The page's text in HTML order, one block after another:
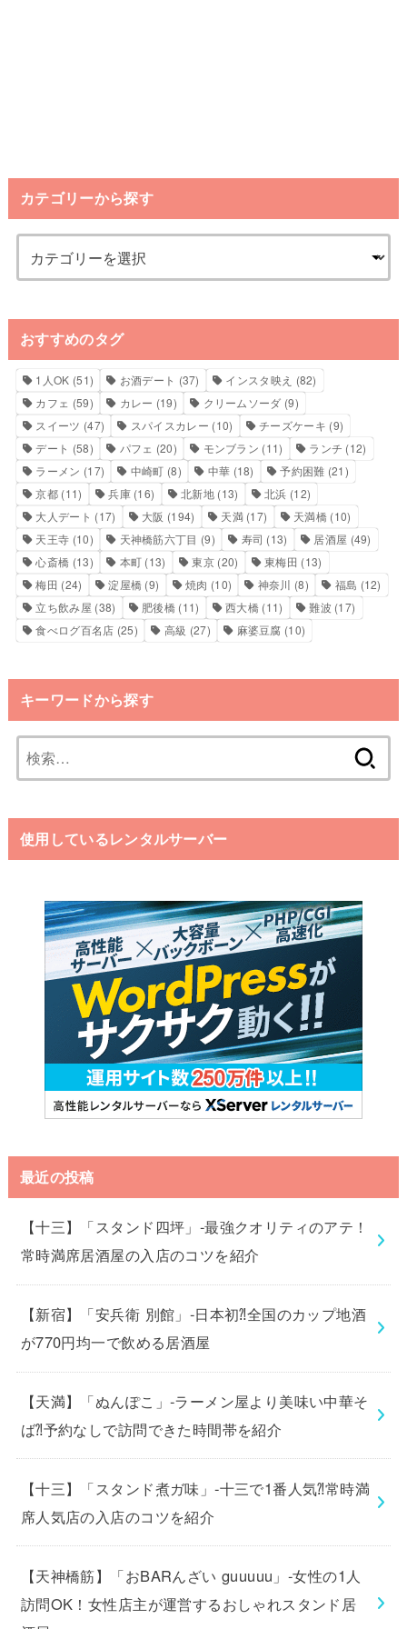
カテゴリーから探す
おすすめのタグ
1人OK (51) お酒デート (37) インスタ映え (82)
カフェ (59) カレー (19) クリームソーダ (9)
スイーツ (47) スパイスカレー (10) チーズケーキ (9)
デート (58) パフェ (20) モンブラン (11) ランチ (12)
ラーメン (17) 中崎町 (8) 中華 (18) 予約困難 (21)
京都 (11) 兵庫(16) 北新地(13) 北浜 (12)
大人デート (17) 大阪 (194) 天満(17) 天満橋(10)
天王寺 (10) 天神橋筋六丁目 (9) 寿司 (13) 居酒屋 (49)
心斎橋 (13) 本町 (13) 東京(20) 東梅田 (13)
梅田 (24) 淀屋橋 (9) 焼肉 (10) 神奈川 (8) 福島 (12)
立ち飲み屋 (38) 肥後橋 (11) 西大橋 (11) 難波 (17)
食べログ百名店 (25) 高級 (27) 麻婆豆腐 (10)
キーワードから探す
索:
使用しているレンタルサーバー
最近の投稿
【十三】「スタンド四坪」-最強クオリティのアテ！
常時満席居酒屋の入店のコツを紹介
【新宿】「安兵衛 別館」-日本初⁈全国のカップ地酒
が770円均一で飲める居酒屋
【天満】「ぬんぽこ」-ラーメン屋より美味い中華そ
ば⁈予約なしで訪問できた時間帯を紹介
【十三】「スタンド煮ガ味」-十三で1番人気⁈常時満
席人気店の入店のコツを紹介
【天神橋筋】「おBARんざい guuuuu」-女性の1人
訪問OK！女性店主が運営するおしゃれスタンド居